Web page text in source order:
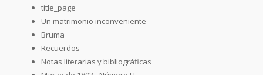
title_page
Un matrimonio inconveniente
Bruma
Recuerdos
Notas literarias y bibliográficas